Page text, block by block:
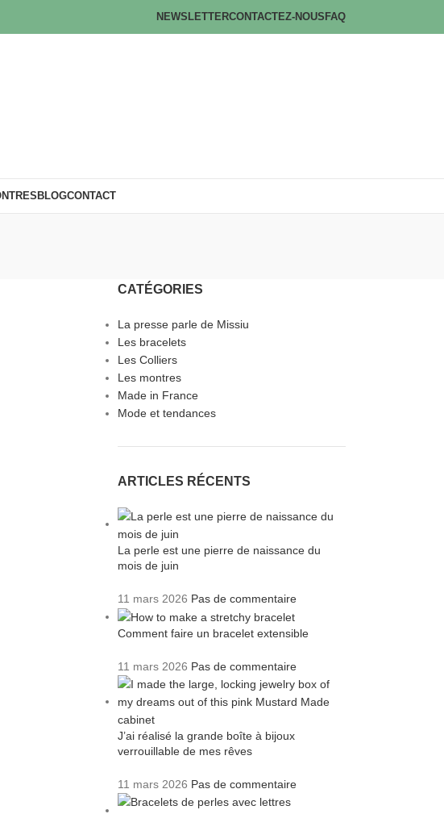
NEWSLETTERCONTACTEZ-NOUS FAQ
BLOGCONTACT
CATÉGORIES
La presse parle de Missiu
Les bracelets
Les Colliers
Les montres
Made in France
Mode et tendances
ARTICLES RÉCENTS
La perle est une pierre de naissance du
mois de juin
11 mars 2026 Pas de commentaire
Comment faire un bracelet extensible
11 mars 2026 Pas de commentaire
J’ai réalisé la grande boîte à bijoux
verrouillable de mes rêves
11 mars 2026 Pas de commentaire